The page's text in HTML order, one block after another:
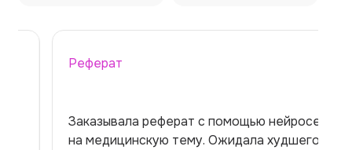
Реферат
Заказывала реферат с помощью нейросети
на медицинскую тему. Ожидала худшего,